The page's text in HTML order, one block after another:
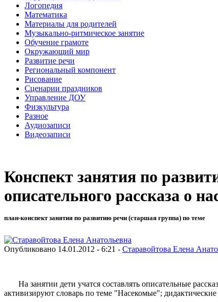
Логопедия
Математика
Материалы для родителей
Музыкально-ритмическое занятие
Обучение грамоте
Окружающий мир
Развитие речи
Региональный компонент
Рисование
Сценарии праздников
Управление ДОУ
Физкультура
Разное
Аудиозаписи
Видеозаписи
Конспект занятия по
описательного рассказа о
план-конспект занятия по развитию речи (старшая группа) по теме
Опубликовано 14.01.2012 - 6:21 - Старавойтова Елена
На занятии дети учатся составлять описательные
активизируют словарь по теме "Насекомые";